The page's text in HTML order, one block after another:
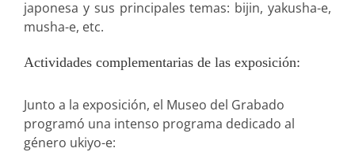
japonesa y sus principales temas: bijin, yakusha-e,
musha-e, etc.
Actividades complementarias de las exposición:
Junto a la exposición, el Museo del Grabado
programó una intenso programa dedicado al
género ukiyo-e: